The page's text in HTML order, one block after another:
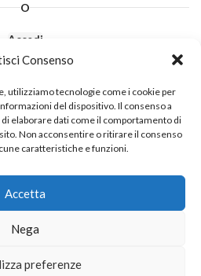
Consenso
utilizziamo tecnologie come i cookie per
del dispositivo. Il consenso a
elaborare dati come il comportamento di
Non acconsentire o ritirare il consenso
caratteristiche e funzioni.
Accetta
Nega
preferenze
O
Accedi
COOKIE POLICY
SRL. PREMIUM SECURITY SOLUTIONS.